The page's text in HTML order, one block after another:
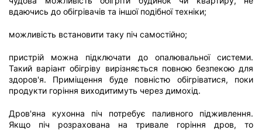
вдаючись до обігрівачів та іншої подібної техніки;
можливість встановити таку піч самостійно;
пристрій можна підключати до опалювальної системи.
Такий варіант обігріву вирізняється повною безпекою для
здоров'я. Приміщення буде повністю обігріватися, поки
продукти горіння виходитимуть через димохід.
Дров'яна кухонна піч потребує паливного підживлення.
Якщо піч розрахована на тривале горіння дров, то